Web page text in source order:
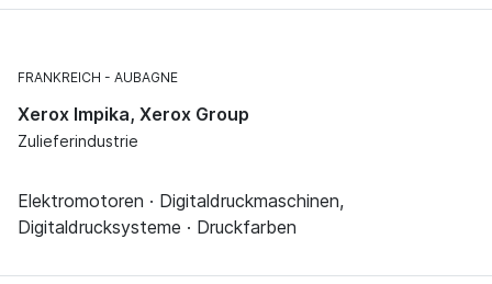
FRANKREICH AUBAGNE
Xerox Impika, Xerox Group
Zulieferindustrie
Elektromotoren · Digitaldruckmaschinen,
Digitaldrucksysteme · Druckfarben